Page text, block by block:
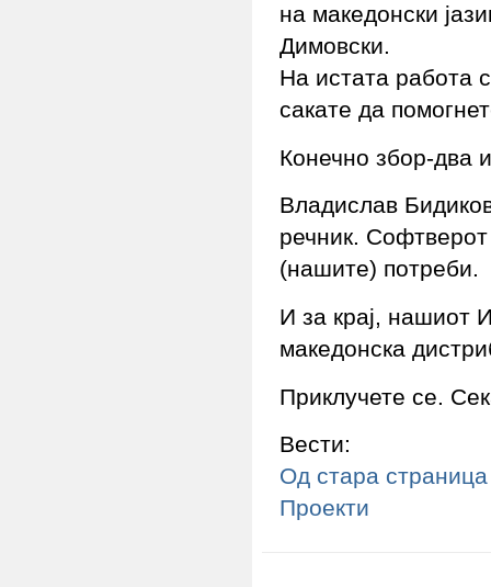
на македонски
Димовски.
На истата работа
сакате да
Конечно збор-два
Владислав
речник.
(нашите) потреби.
И за крај, нашиот
македонска
Приклучете се.
Вести:
Од стара страница
Проекти